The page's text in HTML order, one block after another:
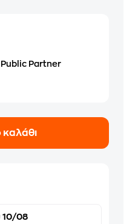
Public Partner
10/08